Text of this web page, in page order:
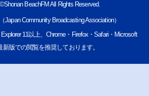
BeachFM All Rights Reserved.
Japan Community Broadcasting Association）
11以上、Chrome・Firefox・Safari・Microsoft
新版での閲覧を推奨しております。